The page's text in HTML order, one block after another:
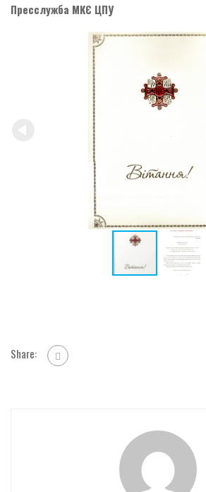
Пресслужба МКЄ ЦПУ
Share: